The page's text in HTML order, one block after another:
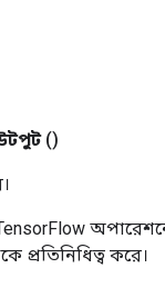
()
প্রতিনিধিত্ব করে।